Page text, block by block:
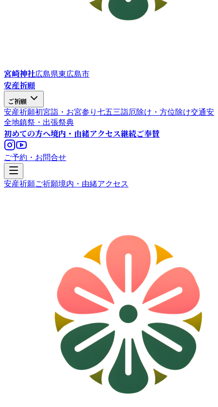
宮崎神社広島県東広島市
安産祈願
ご祈願
安産祈願初宮詣・お宮参り 七五三詣厄除け・方位除け交通安
全地鎮祭・出張祭典
初めての方へ境内・由緒アクセス継続ご奉賛
ご予約・お問合せ
安産祈願ご祈願境内・由緒アクセス